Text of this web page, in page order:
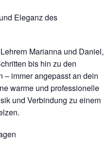
Eleganz des
Marianna und Daniel,
bis hin zu den
immer angepasst an dein
warme und professionelle
und Verbindung zu einem